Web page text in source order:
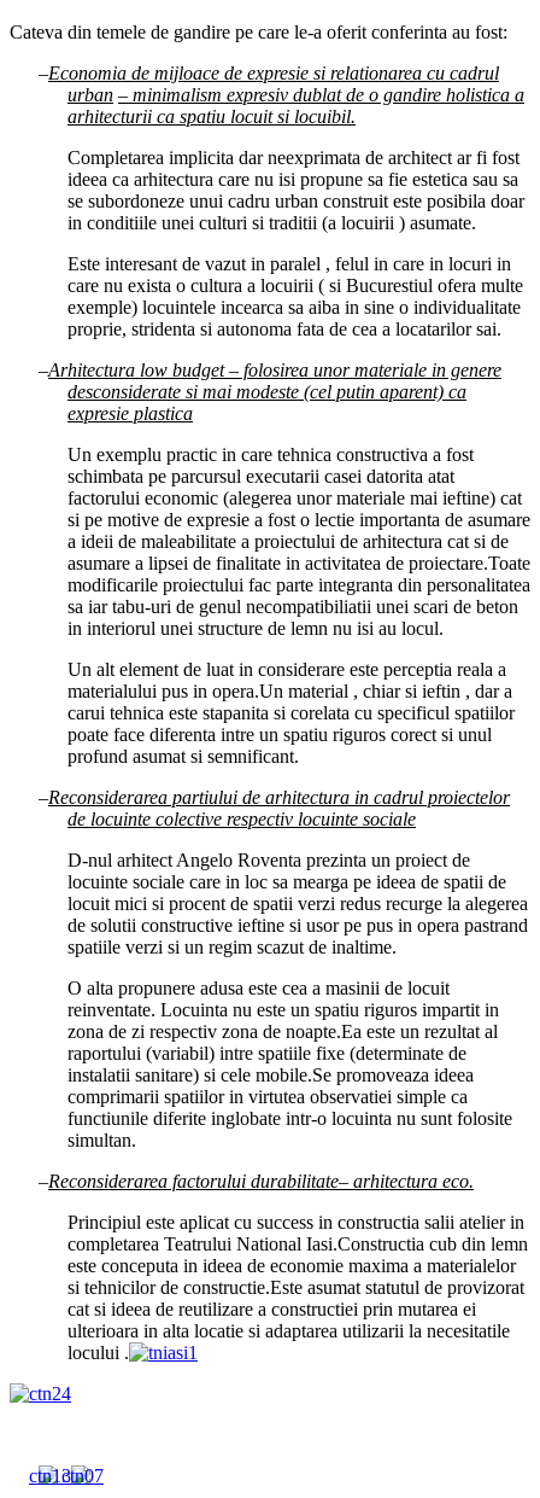
Cateva din temele de gandire pe care le-a oferit conferinta au fost:
–Economia de mijloace de expresie si relationarea cu cadrul
urban – minimalism expresiv dublat de o gandire holistica a
arhitecturii ca spatiu locuit si locuibil.
Completarea implicita dar neexprimata de architect ar fi fost
ideea ca arhitectura care nu isi propune sa fie estetica sau sa
se subordoneze unui cadru urban construit este posibila doar
in conditiile unei culturi si traditii (a locuirii ) asumate.
Este interesant de vazut in paralel , felul in care in locuri in
care nu exista o cultura a locuirii ( si Bucurestiul ofera multe
exemple) locuintele incearca sa aiba in sine o individualitate
proprie, stridenta si autonoma fata de cea a locatarilor sai.
–Arhitectura low budget – folosirea unor materiale in genere
desconsiderate si mai modeste (cel putin aparent) ca
expresie plastica
Un exemplu practic in care tehnica constructiva a fost
schimbata pe parcursul executarii casei datorita atat
factorului economic (alegerea unor materiale mai ieftine) cat
si pe motive de expresie a fost o lectie importanta de asumare
a ideii de maleabilitate a proiectului de arhitectura cat si de
asumare a lipsei de finalitate in activitatea de proiectare.Toate
modificarile proiectului fac parte integranta din personalitatea
sa iar tabu-uri de genul necompatibiliatii unei scari de beton
in interiorul unei structure de lemn nu isi au locul.
Un alt element de luat in considerare este perceptia reala a
materialului pus in opera.Un material , chiar si ieftin , dar a
carui tehnica este stapanita si corelata cu specificul spatiilor
poate face diferenta intre un spatiu riguros corect si unul
profund asumat si semnificant.
–Reconsiderarea partiului de arhitectura in cadrul proiectelor
de locuinte colective respectiv locuinte sociale
D-nul arhitect Angelo Roventa prezinta un proiect de
locuinte sociale care in loc sa mearga pe ideea de spatii de
locuit mici si procent de spatii verzi redus recurge la alegerea
de solutii constructive ieftine si usor pe pus in opera pastrand
spatiile verzi si un regim scazut de inaltime.
O alta propunere adusa este cea a masinii de locuit
reinventate. Locuinta nu este un spatiu riguros impartit in
zona de zi respectiv zona de noapte.Ea este un rezultat al
raportului (variabil) intre spatiile fixe (determinate de
instalatii sanitare) si cele mobile.Se promoveaza ideea
comprimarii spatiilor in virtutea observatiei simple ca
functiunile diferite inglobate intr-o locuinta nu sunt folosite
simultan.
–Reconsiderarea factorului durabilitate– arhitectura eco.
Principiul este aplicat cu success in constructia salii atelier in
completarea Teatrului National Iasi.Constructia cub din lemn
este conceputa in ideea de economie maxima a materialelor
si tehnicilor de constructie.Este asumat statutul de provizorat
cat si ideea de reutilizare a constructiei prin mutarea ei
ulterioara in alta locatie si adaptarea utilizarii la necesitatile
locului .